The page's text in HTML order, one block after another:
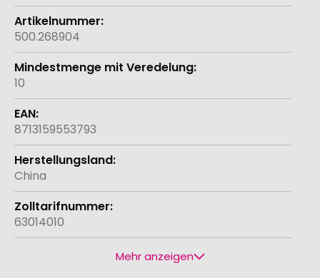
500.268904
10
8713159553793
China
63014010
Mehr anzeigen